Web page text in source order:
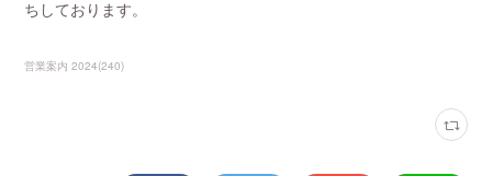
ちしております。
営業案内 2024(240)